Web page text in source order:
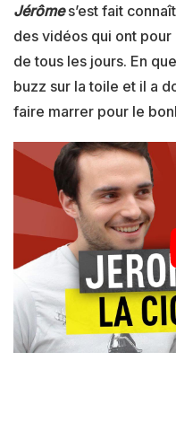
Jérômes’est fait
des vidéos qui ont
de tous les jours. En
buzz sur la toile et il a
faire marrer pour le